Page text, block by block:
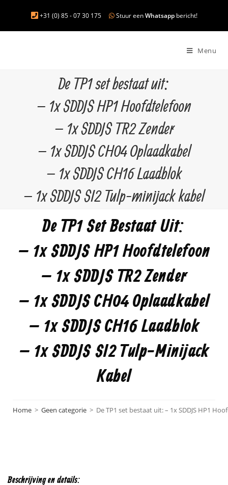
+31 (0) 85 - 07 30 175 Stuur eenWhatsappbericht!
Menu
De TP1 set bestaat uit:
– 1x SDDJS HP1 Hoofdtelefoon
– 1x SDDJS TR2 Zender
– 1x SDDJS CH04 Oplaadkabel
– 1x SDDJS CH16 Laadblok
– 1x SDDJS SI2 Tulp-minijack kabel
De TP1 Set Bestaat Uit:
– 1x SDDJS HP1 Hoofdtelefoon
– 1x SDDJS TR2 Zender
– 1x SDDJS CH04 Oplaadkabel
– 1x SDDJS CH16 Laadblok
– 1x SDDJS SI2 Tulp-Minijack
Kabel
Home > Geen categorie > De TP1 set bestaat uit: – 1x SDDJS HP1
Beschrijving en details: